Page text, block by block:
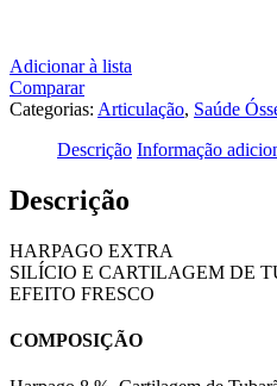
Adicionar à lista
Comparar
Categorias: Articulação, Saúde
Descrição Informação
Descrição
HARPAGO EXTRA
SILÍCIO E CARTILAGEM DE
EFEITO FRESCO
COMPOSIÇÃO